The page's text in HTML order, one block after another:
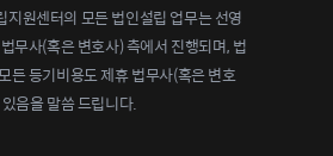
지원센터의 모든 법인설립 업무는 선영
무사(혹은 변호사) 측에서 진행되며, 법
든 등기비용도 제휴 법무사(혹은 변호
음을 말씀 드립니다.